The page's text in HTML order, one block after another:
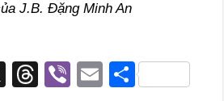
J.B. Đặng Minh An
X
T
Vi
E S